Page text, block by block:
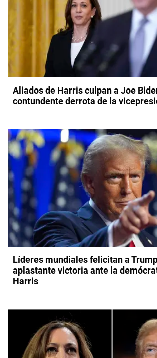
Aliados de Harris culpan a Joe
contundente derrota de la
Líderes mundiales felicitan a
aplastante victoria ante la
Harris